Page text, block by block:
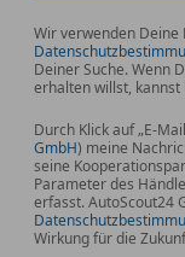
CO2-Umfang
Deutsch /
Dynamische
Elektrisch
Elektron.
Erste Hilfe-
EU-spezifische
Wir verwenden
Deiner Suche. Wenn
erhalten willst,
Durch Klick auf „E-
GmbH) meine
seine
Parameter des
erfasst. AutoScout24
Wirkung für die